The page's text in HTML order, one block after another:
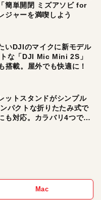
簡単開閉 ミズアソビ for
ジャーを満喫しよう
いDJIのマイクに新モデル
な「DJI Mic Mini 2S」
搭載。屋外でも快適に！
ットスタンドがシンプル
パクトな折りたたみ式で
も対応。カラバリ4つで選
Mac